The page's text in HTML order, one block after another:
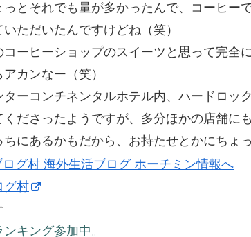
っとそれでも量が多かったんで、コーヒー
ただいたんですけどね（笑）
コーヒーショップのスイーツと思って完全
カンなー（笑）
ターコンチネンタルホテル内、ハードロッ
くださったようですが、多分ほかの店舗に
ちにあるかもだから、お持たせとかにちょ
グ村
キング参加中。